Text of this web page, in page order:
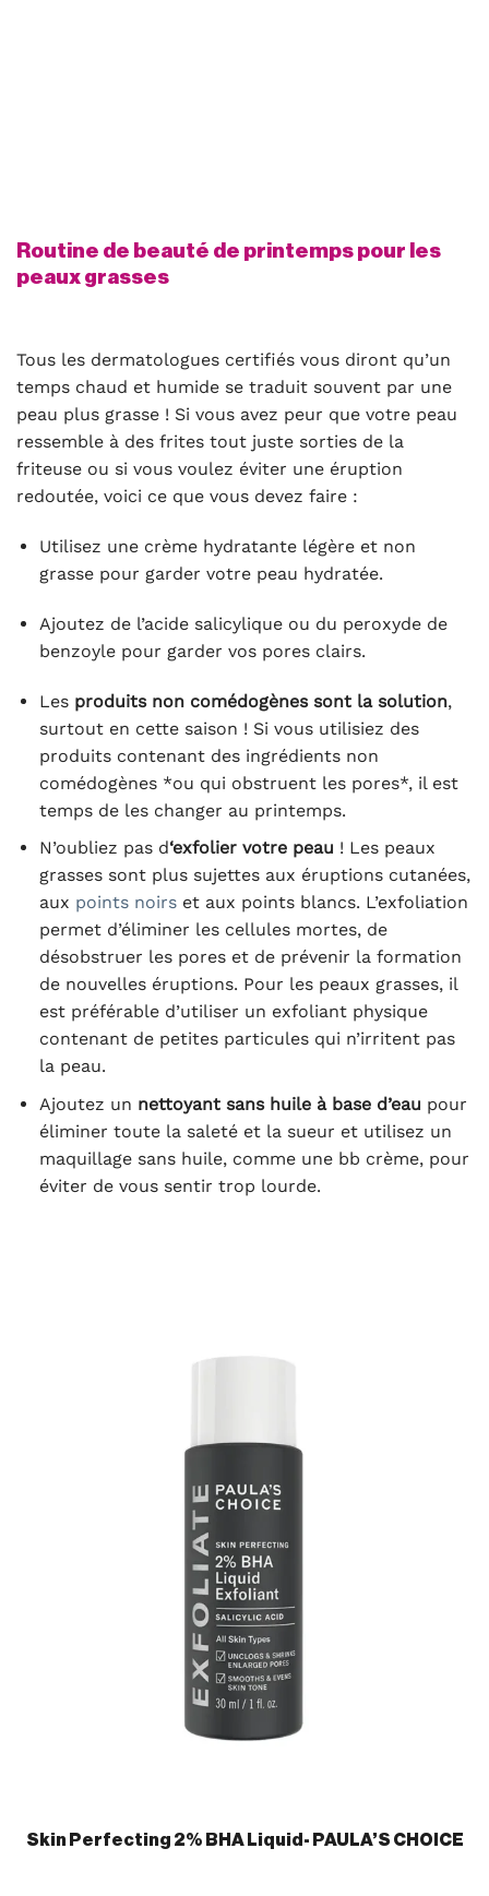
Routine de beauté de printemps pour les
peaux grasses
Tous les dermatologues certifiés vous diront qu’un
temps chaud et humide se traduit souvent par une
peau plus grasse ! Si vous avez peur que votre peau
ressemble à des frites tout juste sorties de la
friteuse ou si vous voulez éviter une éruption
redoutée, voici ce que vous devez faire :
Utilisez une crème hydratante légère et non
grasse pour garder votre peau hydratée.
Ajoutez de l’acide salicylique ou du peroxyde de
benzoyle pour garder vos pores clairs.
Les produits non comédogènes sont la solution,
surtout en cette saison ! Si vous utilisiez des
produits contenant des ingrédients non
comédogènes *ou qui obstruent les pores*, il est
temps de les changer au printemps.
N’oubliez pas d‘exfolier votre peau ! Les peaux
grasses sont plus sujettes aux éruptions cutanées,
aux points noirset aux points blancs. L’exfoliation
permet d’éliminer les cellules mortes, de
désobstruer les pores et de prévenir la formation
de nouvelles éruptions. Pour les peaux grasses, il
est préférable d’utiliser un exfoliant physique
contenant de petites particules qui n’irritent pas
la peau.
Ajoutez un nettoyant sans huile à base d’eau pour
éliminer toute la saleté et la sueur et utilisez un
maquillage sans huile, comme une bb crème, pour
éviter de vous sentir trop lourde.
Skin Perfecting 2% BHA Liquid- PAULA’S CHOICE